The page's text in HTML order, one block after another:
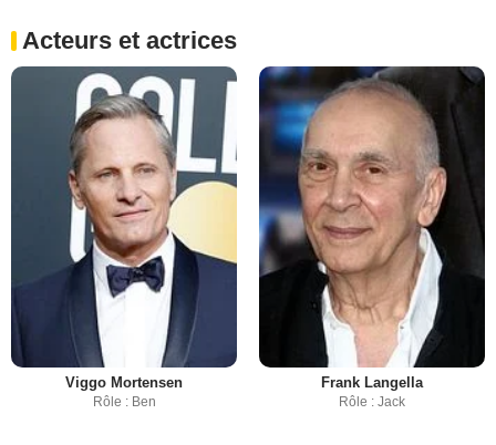
Acteurs et actrices
Viggo Mortensen
Rôle : Ben
Frank Langella
Rôle : Jack